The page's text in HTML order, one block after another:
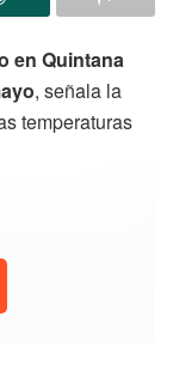
en Quintana
, señala la
temperaturas